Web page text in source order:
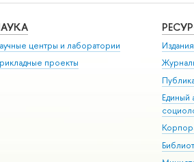
центры и лаборатории
проекты
Единый